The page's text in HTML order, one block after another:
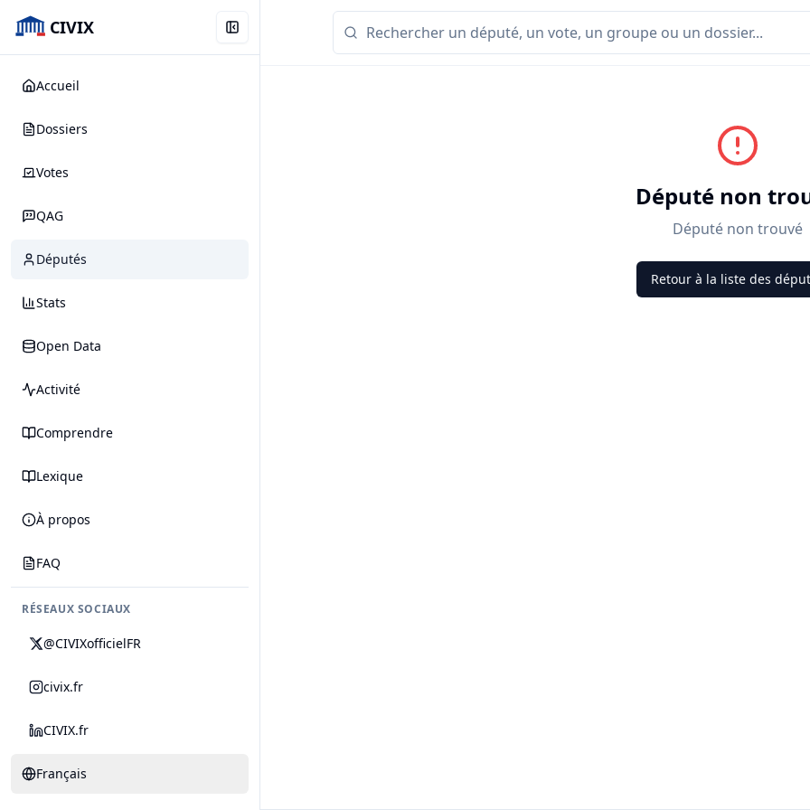
CIVIX
Accueil
Dossiers
Votes
QAG
Députés
Stats
Open Data
Activité
Comprendre
Lexique
À propos
FAQ
RÉSEAUX SOCIAUX
@CIVIXofficielFR
civix.fr
CIVIX.fr
Français
Député non
Député non trouvé
Retour à la liste des